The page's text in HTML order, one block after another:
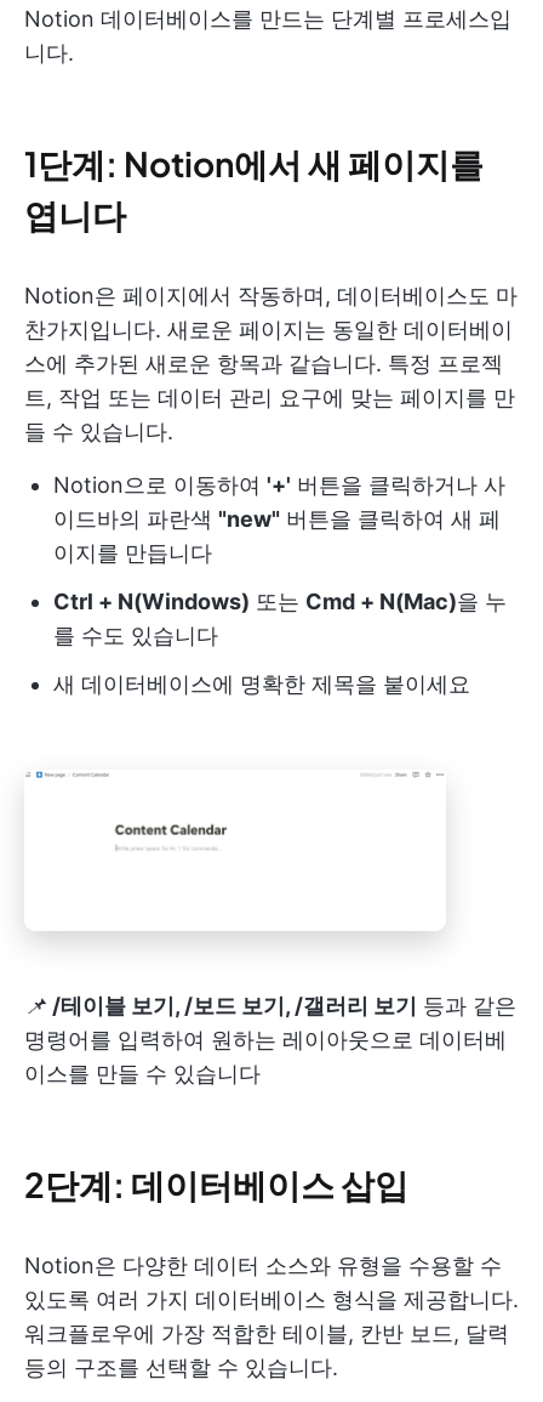
Notion 데이터베이스를 만드는 단계별 프로세스입
니다.
1단계: Notion에서 새 페이지를
엽니다
Notion은 페이지에서 작동하며, 데이터베이스도 마
찬가지입니다. 새로운 페이지는 동일한 데이터베이
스에 추가된 새로운 항목과 같습니다. 특정 프로젝
트, 작업 또는 데이터 관리 요구에 맞는 페이지를 만
들 수 있습니다.
Notion으로 이동하여 '+' 버튼을 클릭하거나 사
이드바의 파란색 "new" 버튼을 클릭하여 새 페
이지를 만듭니다
Ctrl + N(Windows) 또는 Cmd + N(Mac)을 누
를 수도 있습니다
새 데이터베이스에 명확한 제목을 붙이세요
📌 /테이블 보기, /보드 보기, /갤러리 보기
등과 같은
명령어를 입력하여 원하는 레이아웃으로 데이터베
이스를 만들 수 있습니다
2단계: 데이터베이스 삽입
Notion은 다양한 데이터 소스와 유형을 수용할 수
있도록 여러 가지 데이터베이스 형식을 제공합니다.
워크플로우에 가장 적합한 테이블, 칸반 보드, 달력
등의 구조를 선택할 수 있습니다.